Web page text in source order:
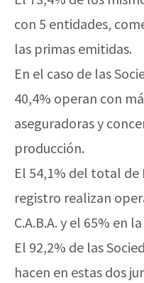
con 5 entidades,
las primas emitidas.
En el caso de las
40,4% operan con
aseguradoras y
producción.
El 54,1% del total de
registro realizan
C.A.B.A. y el 65% en
El 92,2% de las
hacen en estas dos